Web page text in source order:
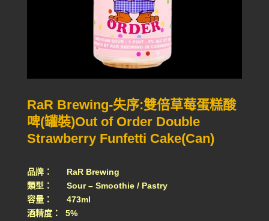
RaR Brewing-失序:雙倍草莓蛋糕酸
啤(罐裝)Out of Order Double
Strawberry Funfetti Cake(Can)
品牌： RaR Brewing
類型： Sour – Smoothie / Pastry
容量： 473ml
酒精度： 5%